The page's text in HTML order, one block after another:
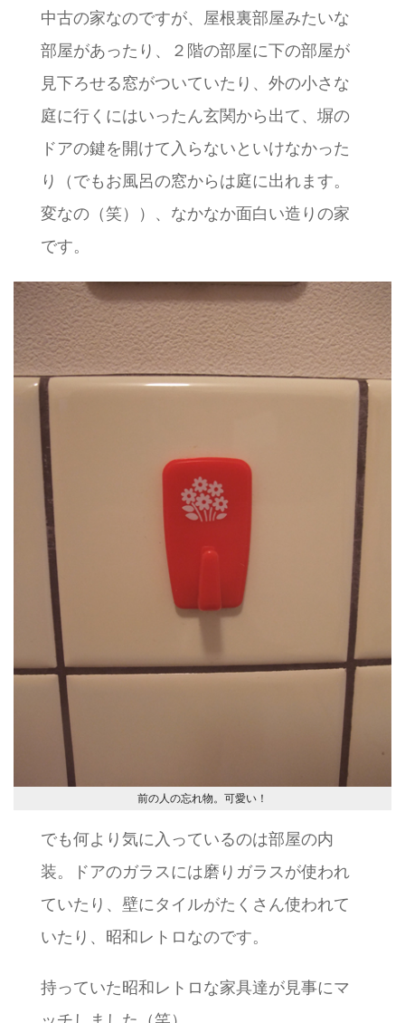
中古の家なのですが、屋根裏部屋みたいな
部屋があったり、２階の部屋に下の部屋が
見下ろせる窓がついていたり、外の小さな
庭に行くにはいったん玄関から出て、塀の
ドアの鍵を開けて入らないといけなかった
り（でもお風呂の窓からは庭に出れます。
変なの（笑））、なかなか面白い造りの家
です。
前の人の忘れ物。可愛い！
でも何より気に入っているのは部屋の内
装。ドアのガラスには磨りガラスが使われ
ていたり、壁にタイルがたくさん使われて
いたり、昭和レトロなのです。
持っていた昭和レトロな家具達が見事にマ